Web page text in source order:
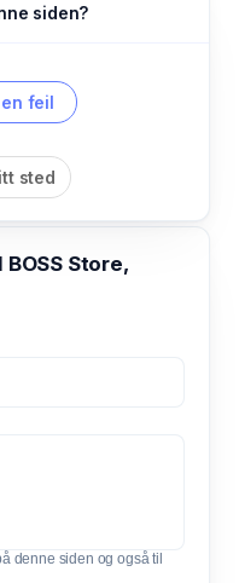
siden?
feil
sted
Store,
denne siden og også til